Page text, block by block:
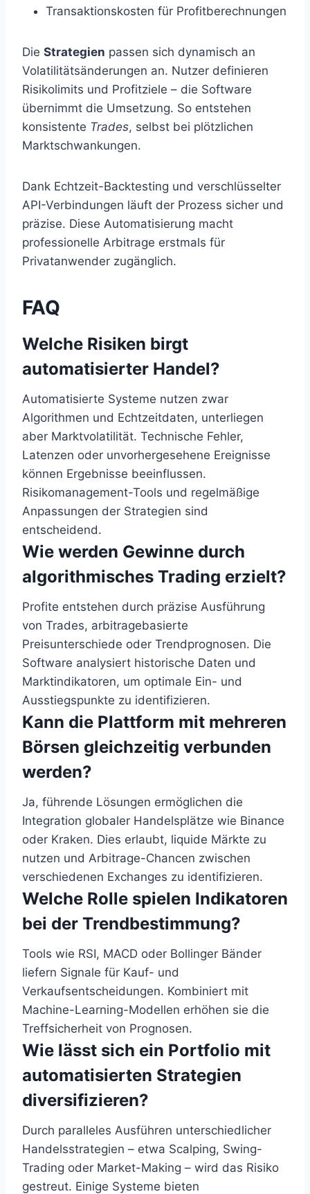
Transaktionskosten für Profitberechnungen
Die Strategien passen sich dynamisch an
Volatilitätsänderungen an. Nutzer definieren
Risikolimits und Profitziele – die Software
übernimmt die Umsetzung. So entstehen
konsistente Trades, selbst bei plötzlichen
Marktschwankungen.
Dank Echtzeit-Backtesting und verschlüsselter
API-Verbindungen läuft der Prozess sicher und
präzise. Diese Automatisierung macht
professionelle Arbitrage erstmals für
Privatanwender zugänglich.
FAQ
Welche Risiken birgt
automatisierter Handel?
Automatisierte Systeme nutzen zwar
Algorithmen und Echtzeitdaten, unterliegen
aber Marktvolatilität. Technische Fehler,
Latenzen oder unvorhergesehene Ereignisse
können Ergebnisse beeinflussen.
Risikomanagement-Tools und regelmäßige
Anpassungen der Strategien sind
entscheidend.
Wie werden Gewinne durch
algorithmisches Trading erzielt?
Profite entstehen durch präzise Ausführung
von Trades, arbitragebasierte
Preisunterschiede oder Trendprognosen. Die
Software analysiert historische Daten und
Marktindikatoren, um optimale Ein- und
Ausstiegspunkte zu identifizieren.
Kann die Plattform mit mehreren
Börsen gleichzeitig verbunden
werden?
Ja, führende Lösungen ermöglichen die
Integration globaler Handelsplätze wie Binance
oder Kraken. Dies erlaubt, liquide Märkte zu
nutzen und Arbitrage-Chancen zwischen
verschiedenen Exchanges zu identifizieren.
Welche Rolle spielen Indikatoren
bei der Trendbestimmung?
Tools wie RSI, MACD oder Bollinger Bänder
liefern Signale für Kauf- und
Verkaufsentscheidungen. Kombiniert mit
Machine-Learning-Modellen erhöhen sie die
Treffsicherheit von Prognosen.
Wie lässt sich ein Portfolio mit
automatisierten Strategien
diversifizieren?
Durch paralleles Ausführen unterschiedlicher
Handelsstrategien – etwa Scalping, Swing-
Trading oder Market-Making – wird das Risiko
gestreut. Einige Systeme bieten